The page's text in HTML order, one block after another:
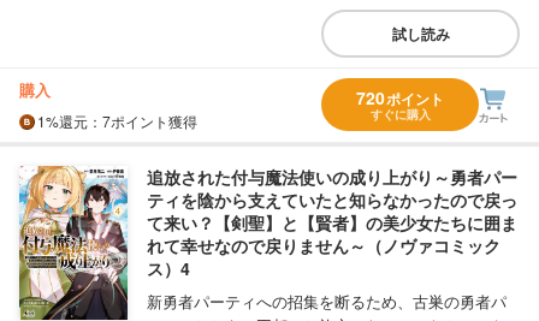
試し読み
購入
1%還元 ：7ポイント獲得
720ポイント
すぐに購入
追放された付与魔法使いの成り上がり～勇者パー
ティを陰から支えていたと知らなかったので戻っ
て来い？【剣聖】と【賢者】の美少女たちに囲ま
れて幸せなので戻りません～（ノヴァコミック
ス）4
新勇者パーティへの招集を断るため、古巣の勇者パ